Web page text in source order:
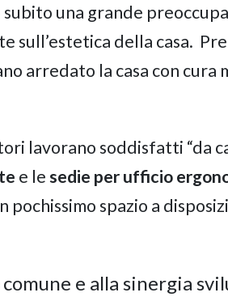
una grande
sull’estetica della casa.
arredato la casa con cura
lavorano soddisfatti “da
e lesedie per ufficio
pochissimo spazio a
e alla sinergia